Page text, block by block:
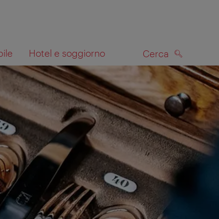
Hotel e soggiorno Cerca
mappa CERCA